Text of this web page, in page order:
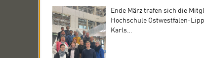
Ende März trafen sich die
Hochschule Ostwestfalen-
Karls…